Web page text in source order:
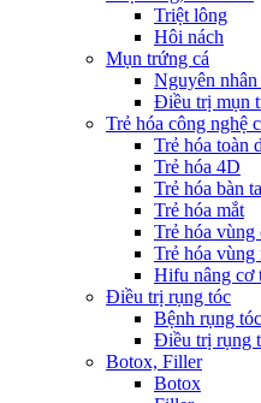
Triệt lông
Hôi nách
Mụn trứng cá
Nguyên
Điều trị mụn
Trẻ hóa công nghệ
Trẻ hóa toàn
Trẻ hóa 4D
Trẻ hóa bàn
Trẻ hóa mắt
Trẻ hóa vùng
Trẻ hóa vùng
Hifu nâng cơ
Điều trị rụng tóc
Bệnh rụng tóc
Điều trị rụng
Botox, Filler
Botox